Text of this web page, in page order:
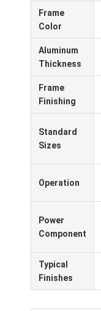
Frame
Color
Aluminum
Thickness
Frame
Finishing
Standard
Sizes
Operation
Power
Component
Typical
Finishes